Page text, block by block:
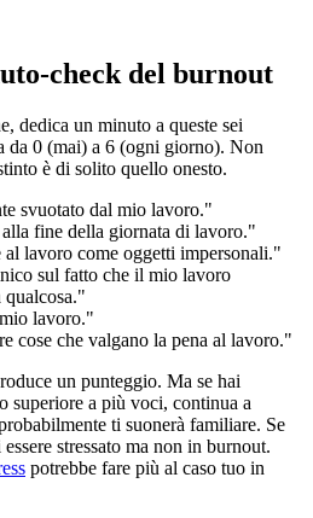
check del burnout
dedica un minuto a queste sei
da 0 (mai) a 6 (ogni giorno). Non
è di solito quello onesto.
svuotato dal mio lavoro."
fine della giornata di lavoro."
al lavoro come oggetti impersonali."
sul fatto che il mio lavoro
qualcosa."
lavoro."
cose che valgano la pena al lavoro."
un punteggio. Ma se hai
superiore a più voci, continua a
ti suonerà familiare. Se
stressato ma non in burnout.
potrebbe fare più al caso tuo in